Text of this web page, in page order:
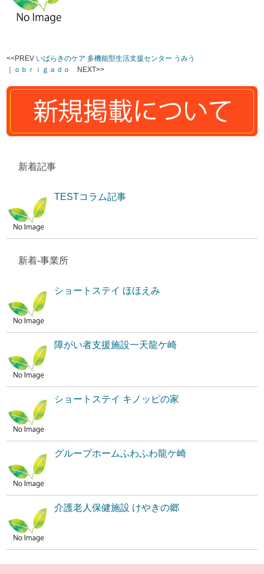
<<PREV いばらきのケア 多機能型生活支援センター うみう
｜ ｏｂｒｉｇａｄｏ NEXT>>
新着記事
TESTコラム記事
新着-事業所
ショートステイ ほほえみ
障がい者支援施設一天龍ケ崎
ショートステイ キノッピの家
グループホームふわふわ龍ケ崎
介護老人保健施設 けやきの郷